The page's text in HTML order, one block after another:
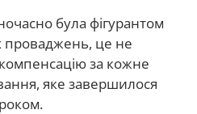
була фігурантом
проваджень, це не
за кожне
яке завершилося